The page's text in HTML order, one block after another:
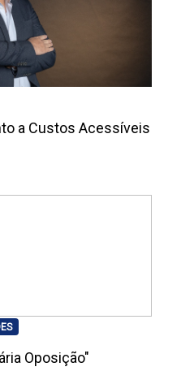
a Custos Acessíveis
Oposição"